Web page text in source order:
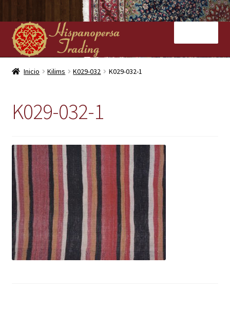
Ir
a
la
navegación
Ir
al
contenido
Inicio
Kilims
Contacto
Inicio Kilims K029-032 K029-032-1
K029-032-1